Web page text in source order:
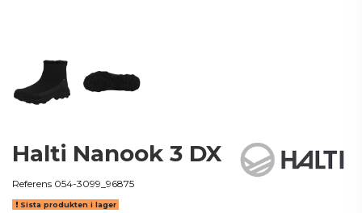
Halti Nanook 3 DX
Referens 054-3099_96875
Sista produkten i lager